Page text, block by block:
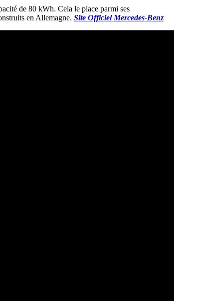
de 80 kWh. Cela le place parmi ses
en Allemagne. Site Officiel Mercedes-Benz